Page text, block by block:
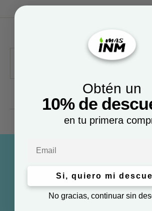
Obtén un
10% de
en tu primera
Si, quiero mi
No gracias, continuar sin